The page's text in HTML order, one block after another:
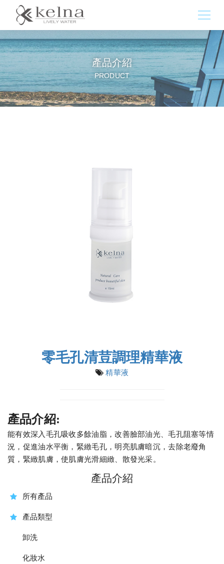
產品介紹
PRODUCT
零毛孔清荳調理精華液
精華液
產品介紹:
能有效深入毛孔吸收多餘油脂，改善臉部油光、毛孔阻塞等情
況，促進油水平衡，緊緻毛孔，明亮肌膚暗沉，去除老廢角
質，緊緻肌膚，使肌膚光滑細緻、散發光采。
產品介紹
所有產品
產品類型
卸洗
化妝水